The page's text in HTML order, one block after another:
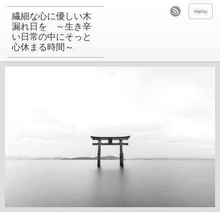
繊細な心に優しい木
漏れ日を ～生き辛
い日常の中にそっと
心休まる時間～
menu